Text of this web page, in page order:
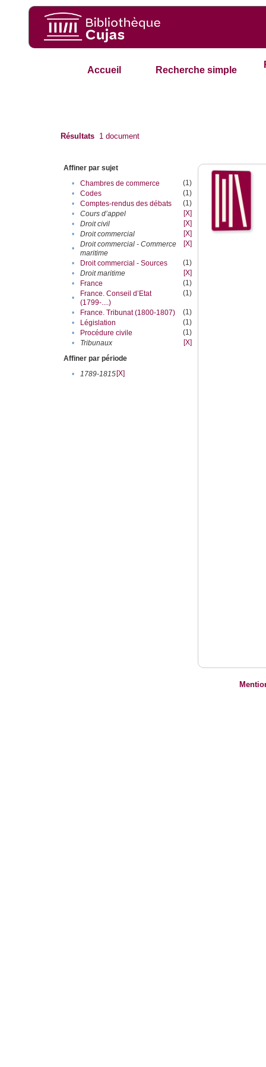
Accueil Recherche simple
Résultats 1 document
Affiner par sujet
•
Chambres de commerce
(1)
•
Codes
(1)
•
Comptes-rendus des débats
(1)
•
Cours d’appel
[X]
•
Droit civil
[X]
•
Droit commercial
[X]
•
Droit commercial - Commerce
maritime
[X]
• Droit commercial - Sources
(1)
•
Droit maritime
[X]
•
France
(1)
•
France. Conseil d’Etat
(1799-....)
(1)
• France. Tribunat (1800-1807)
(1)
•
Législation
(1)
•
Procédure civile
(1)
•
Tribunaux
[X]
Affiner par période
•
1789-1815[X]